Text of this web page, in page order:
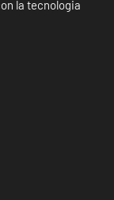
la tecnologia